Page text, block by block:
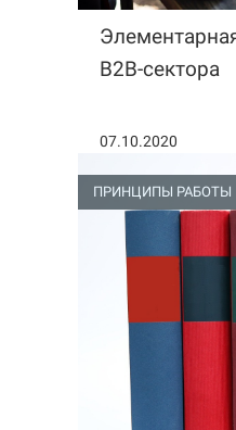
B2B-сектора
07.10.2020
ПРИНЦИПЫ РАБОТЫ